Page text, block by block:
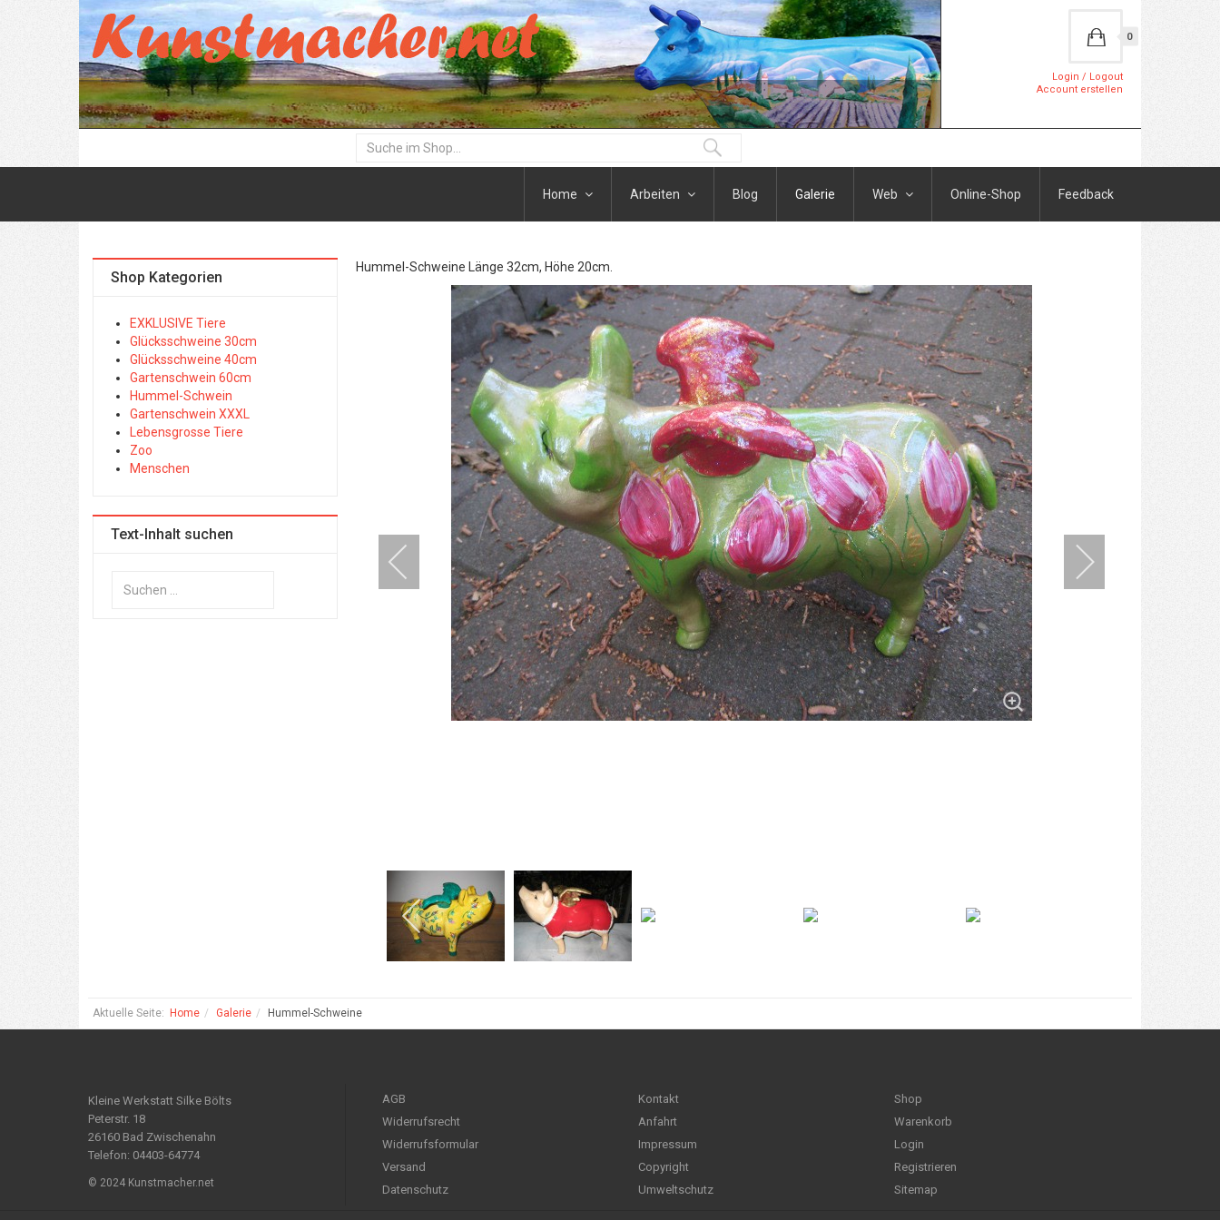
0
Login / Logout
Account erstellen
Home Arbeiten Blog Galerie Web Online-Shop Feedback
Hummel-Schweine Länge 32cm, Höhe 20cm.
Shop Kategorien
EXKLUSIVE Tiere
Glücksschweine 30cm
Glücksschweine 40cm
Gartenschwein 60cm
Hummel-Schwein
Gartenschwein XXXL
Lebensgrosse Tiere
Zoo
Menschen
Text-Inhalt suchen
Aktuelle Seite: Home Galerie Hummel-Schweine
Kleine Werkstatt Silke Bölts
Peterstr. 18
26160 Bad Zwischenahn
Telefon: 04403-64774
© 2024 Kunstmacher.net
AGB
Widerrufsrecht
Widerrufsformular
Versand
Datenschutz
Kontakt
Anfahrt
Impressum
Copyright
Umweltschutz
Shop
Warenkorb
Login
Registrieren
Sitemap